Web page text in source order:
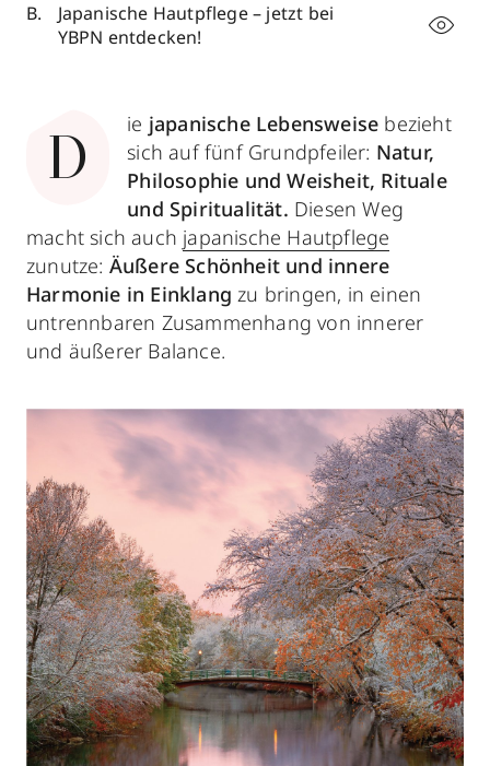
Japanische Hautpflege – jetzt bei
YBPN entdecken!
D
ie japanische Lebensweise bezieht
sich auf fünf Grundpfeiler: Natur,
Philosophie und Weisheit, Rituale
und Spiritualität. Diesen Weg
macht sich auch japanische Hautpflege
zunutze: Äußere Schönheit und innere
Harmonie in Einklangzu bringen, in einen
untrennbaren Zusammenhang von innerer
und äußerer Balance.